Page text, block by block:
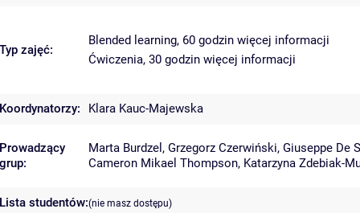
Typ zajęć:
Blended learning, 60 godzin więcej informacji
Ćwiczenia, 30 godzin więcej informacji
Koordynatorzy: Klara Kauc-Majewska
Prowadzący
grup:
Marta Burdzel , Grzegorz Czerwiński, Giuseppe De
Cameron Mikael Thompson, Katarzyna Zdebiak-
Lista studentów:(nie masz dostępu)